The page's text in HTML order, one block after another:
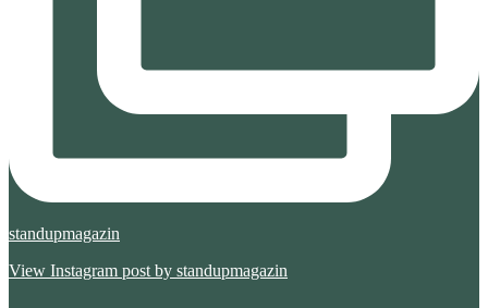
standupmagazin
View Instagram post by standupmagazin